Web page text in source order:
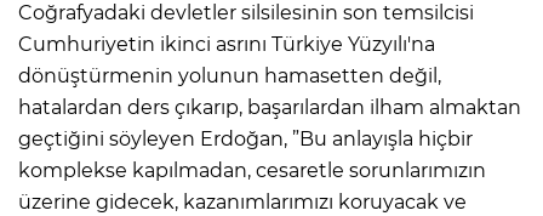
Coğrafyadaki devletler silsilesinin son temsilcisi
Cumhuriyetin ikinci asrını Türkiye Yüzyılı'na
dönüştürmenin yolunun hamasetten değil,
hatalardan ders çıkarıp, başarılardan ilham almaktan
geçtiğini söyleyen Erdoğan, ”Bu anlayışla hiçbir
komplekse kapılmadan, cesaretle sorunlarımızın
üzerine gidecek, kazanımlarımızı koruyacak ve